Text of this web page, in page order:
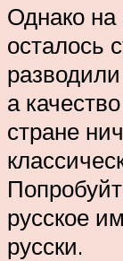
Однако на
осталось
а
стране
русское
русски.